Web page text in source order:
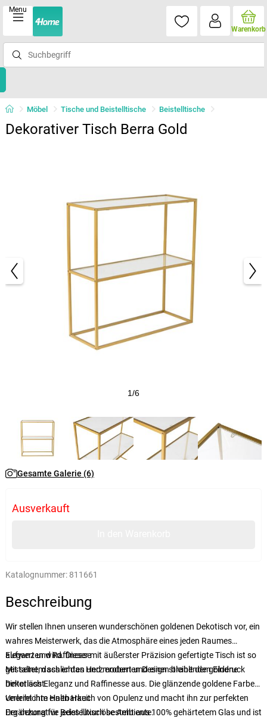
Menu
Warenkorb
Möbel Tische und Beistelltische Beistelltische
Dekorativer Tisch Berra Gold
1/6
Gesamte Galerie (6)
Ausverkauft
Katalognummer: 811661
Beschreibung
Wir stellen Ihnen unseren wunderschönen goldenen Dekotisch vor, ein
wahres Meisterwerk, das die Atmosphäre eines jeden Raumes
aufwerten wird. Dieser mit äußerster Präzision gefertigte Tisch ist so
gestaltet, dass er das Herz erobert und einen bleibenden Eindruck
hinterlässt.
Eleganz und Raffinesse
Mit seinem schlichten und modernen Design strahlt der goldene
Dekotisch Eleganz und Raffinesse aus. Die glänzende goldene Farbe
verleiht ihm einen Hauch von Opulenz und macht ihn zur perfekten
Ergänzung für jedes luxuriöse Ambiente.
Unerreichte Haltbarkeit
Der dekorative Beistelltisch besteht aus 100% gehärtetem Glas und ist